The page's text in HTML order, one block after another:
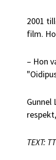
2001
film.
– Hon
TEXT: TT